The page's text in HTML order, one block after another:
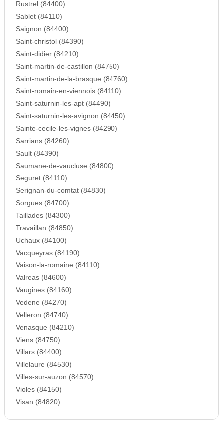
Rustrel (84400)
Sablet (84110)
Saignon (84400)
Saint-christol (84390)
Saint-didier (84210)
Saint-martin-de-castillon (84750)
Saint-martin-de-la-brasque (84760)
Saint-romain-en-viennois (84110)
Saint-saturnin-les-apt (84490)
Saint-saturnin-les-avignon (84450)
Sainte-cecile-les-vignes (84290)
Sarrians (84260)
Sault (84390)
Saumane-de-vaucluse (84800)
Seguret (84110)
Serignan-du-comtat (84830)
Sorgues (84700)
Taillades (84300)
Travaillan (84850)
Uchaux (84100)
Vacqueyras (84190)
Vaison-la-romaine (84110)
Valreas (84600)
Vaugines (84160)
Vedene (84270)
Velleron (84740)
Venasque (84210)
Viens (84750)
Villars (84400)
Villelaure (84530)
Villes-sur-auzon (84570)
Violes (84150)
Visan (84820)